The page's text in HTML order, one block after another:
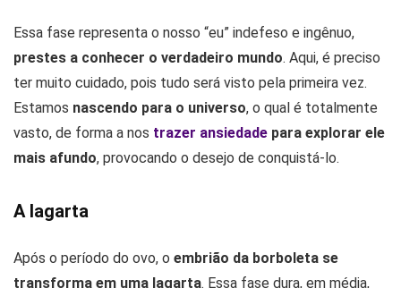
Essa fase representa o nosso “eu” indefeso e ingênuo,
prestes a conhecer o verdadeiro mundo. Aqui, é preciso
ter muito cuidado, pois tudo será visto pela primeira vez.
Estamos nascendo para o universo, o qual é totalmente
vasto, de forma a nos trazer ansiedade para explorar ele
mais afundo, provocando o desejo de conquistá-lo.
A lagarta
Após o período do ovo, o embrião da borboleta se
transforma em uma lagarta. Essa fase dura, em média,